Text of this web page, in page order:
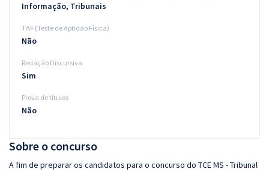
Sobre o concurso
A fim de preparar os candidatos para o concurso do TCE MS - Tribunal
Informação, Tribunais
TAF (Teste de Aptidão Física)
Não
Redação Discursiva
Sim
Prova de títulos
Não